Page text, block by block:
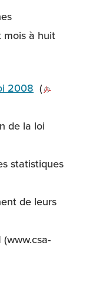
mois à huit
2008 (
de la loi
statistiques
de leurs